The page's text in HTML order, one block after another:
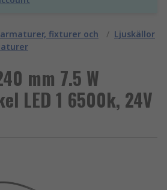
fixturer och
/ Ljuskällor
mm 7.5 W
LED 1 6500k, 24V